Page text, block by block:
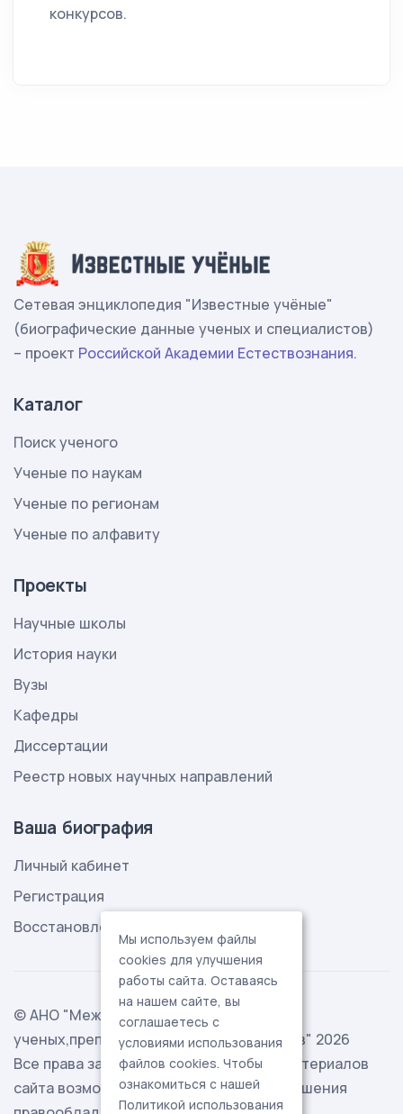
конкурсов.
Сетевая энциклопедия "Известные учёные"
(биографические данные ученых и специалистов)
– проект Российской Академии Естествознания.
Каталог
Поиск ученого
Ученые по наукам
Ученые по регионам
Ученые по алфавиту
Проекты
Научные школы
История науки
Вузы
Кафедры
Диссертации
Реестр новых научных направлений
Ваша биография
Личный кабинет
Регистрация
Восстановление пароля
© АНО "Международная ассоциация
ученых,преподавателей и специалистов" 2026
Все права защищены. Использование материалов
сайта возможно исключительно с разрешения
Мы используем файлы
cookies для улучшения
работы сайта. Оставаясь
на нашем сайте, вы
соглашаетесь с
условиями использования
файлов cookies. Чтобы
ознакомиться с нашей
Политикой использования